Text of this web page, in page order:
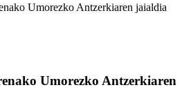
Umorezko Antzerkiaren jaialdia
Umorezko Antzerkiaren